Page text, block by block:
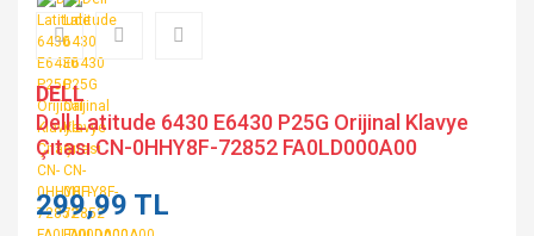
DELL
Dell Latitude 6430 E6430 P25G Orijinal Klavye
Çıtası CN-0HHY8F-72852 FA0LD000A00
299,99 TL